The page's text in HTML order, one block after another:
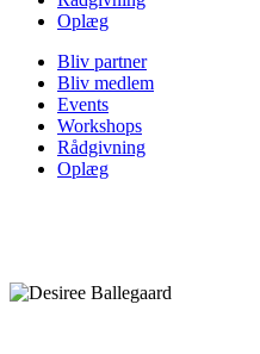
Oplæg
Bliv partner
Bliv medlem
Events
Workshops
Rådgivning
Oplæg